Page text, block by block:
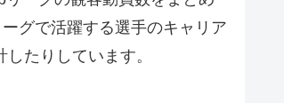
グで活躍する選手のキャリア
したりしています。